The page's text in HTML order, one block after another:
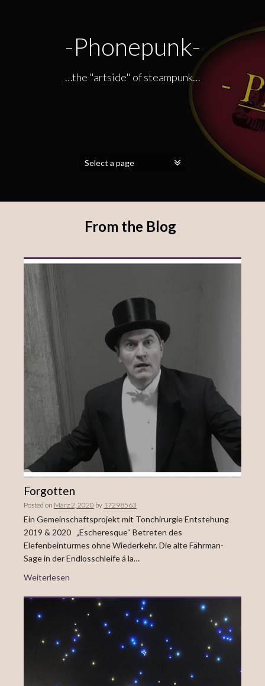
-Phonepunk-
…the "artside" of steampunk…
From the Blog
Forgotten
Posted on März 2, 2020 by 17298563
Ein Gemeinschaftsprojekt mit Tonchirurgie Entstehung
2019 & 2020 „Escheresque“ Betreten des
Elefenbeinturmes ohne Wiederkehr. Die alte Fährman-
Sage in der Endlosschleife á la…
Weiterlesen